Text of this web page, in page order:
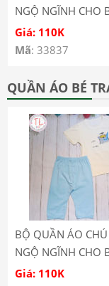
NGỘ NGĨNH CHO
Giá: 110K
Mã: 33837
QUẦN ÁO BÉ
BỘ QUẦN ÁO
NGỘ NGĨNH CHO
Giá: 110K